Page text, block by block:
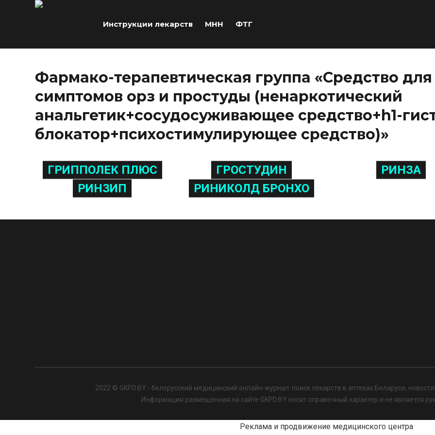
Инструкции лекарств МНН ФТГ
Фармако-терапевтическая группа «Средство
симптомов орз и простуды (ненаркотический
анальгетик+сосудосуживающее средство+h1-
блокатор+психостимулирующее средство)»
ГРИППОЛЕК ПЛЮС ГРОСТУДИН РИНЗА
РИНЗИП
РИНИКОЛД БРОНХО
2022 © GKPD.BY - белорусский медицинский онлайн-журнал: поиск лекарств в аптеках Беларуси,
Информация размещенная на сайте GKPD.BY носит справочный характер и не является
Реклама и продвижение медицинского центра